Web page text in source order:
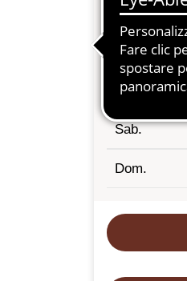
Mer.
Gio.
Ven.
Sab.
Dom.